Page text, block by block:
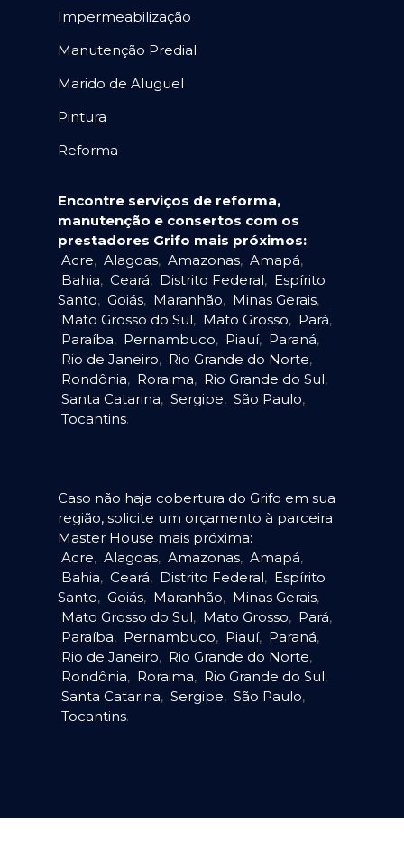
Impermeabilização
Manutenção Predial
Marido de Aluguel
Pintura
Reforma
Encontre serviços de reforma,
manutenção e consertos com os
prestadores Grifo mais próximos:
Acre, Alagoas, Amazonas, Amapá,
Bahia, Ceará, Distrito Federal, Espírito
Santo, Goiás, Maranhão, Minas Gerais,
Mato Grosso do Sul, Mato Grosso, Pará,
Paraíba, Pernambuco, Piauí, Paraná,
Rio de Janeiro, Rio Grande do Norte,
Rondônia, Roraima, Rio Grande do Sul,
Santa Catarina, Sergipe, São Paulo,
Tocantins.
Caso não haja cobertura do Grifo em sua
região, solicite um orçamento à parceira
Master House mais próxima:
Acre, Alagoas, Amazonas, Amapá,
Bahia, Ceará, Distrito Federal, Espírito
Santo, Goiás, Maranhão, Minas Gerais,
Mato Grosso do Sul, Mato Grosso, Pará,
Paraíba, Pernambuco, Piauí, Paraná,
Rio de Janeiro, Rio Grande do Norte,
Rondônia, Roraima, Rio Grande do Sul,
Santa Catarina, Sergipe, São Paulo,
Tocantins.